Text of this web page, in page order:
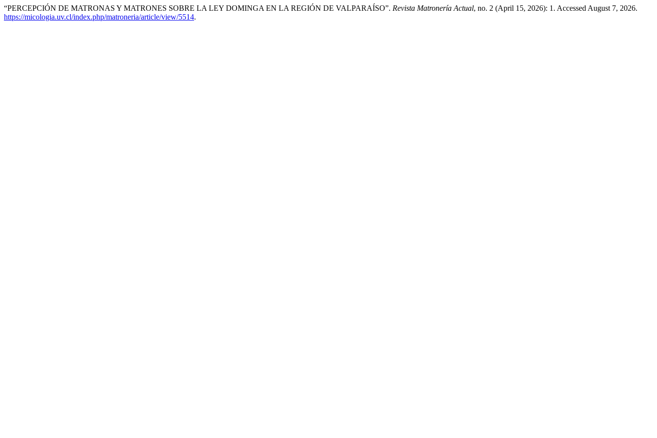
“PERCEPCIÓN DE MATRONAS Y MATRONES SOBRE LA LEY DOMINGA EN LA REGIÓN DE VALPARAÍSO”. Revista Matronería Actual, no. 2 (April 15, 2026): 1. Accessed August 7, 2026.
https://micologia.uv.cl/index.php/matroneria/article/view/5514.